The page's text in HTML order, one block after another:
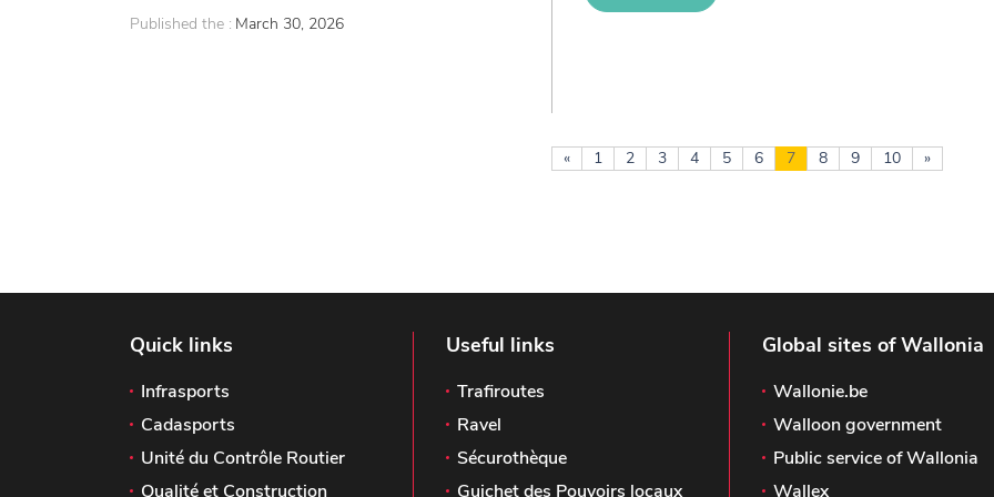
Published the : March 30, 2026
« 1 2 3 4 5 6 7 8 9 10 »
Quick links
Infrasports
Cadasports
Unité du Contrôle Routier
Qualité et Construction
Useful links
Trafiroutes
Ravel
Sécurothèque
Guichet des Pouvoirs locaux
Global sites of Wallonia
Wallonie.be
Walloon government
Public service of Wallonia
Wallex